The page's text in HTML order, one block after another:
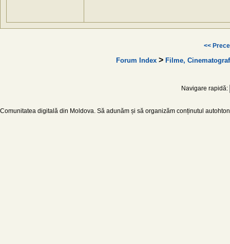
<<
Forum Index > Filme,
Navigare rapidă:
Comunitatea digitală din Moldova. Să adunăm și să organizăm conținutul